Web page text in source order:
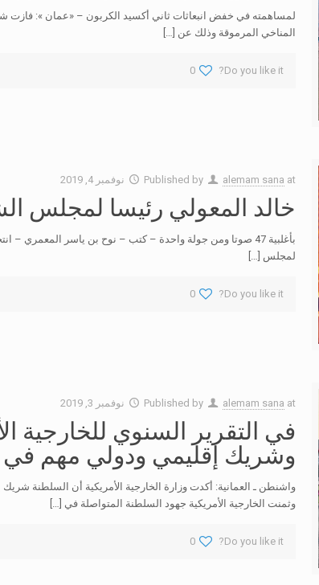
لمساهمته في خفض انبعاثات ثاني أكسيد الكربون – «عمان »: فازت
المناخي المرموقة وذلك عن […]
Do you like it?
0
Published by alemam sana at نوفمبر 4, 2019
خالد المعولي رئيسا لمجلس
بأغلبية 47 صوتا ومن جولة واحدة – كتب – نوح بن ياسر
لمجلس […]
Do you like it?
0
Published by alemam sana at نوفمبر 3, 2019
في التقرير السنوي للخارجية
وشريك إقليمي ودولي مهم في
واشنطن ـ العمانية: أكدت وزارة الخارجية الأمريكية أن السلطنة
وثمنت الخارجية الأمريكية جهود السلطنة المتواصلة في […]
Do you like it?
0